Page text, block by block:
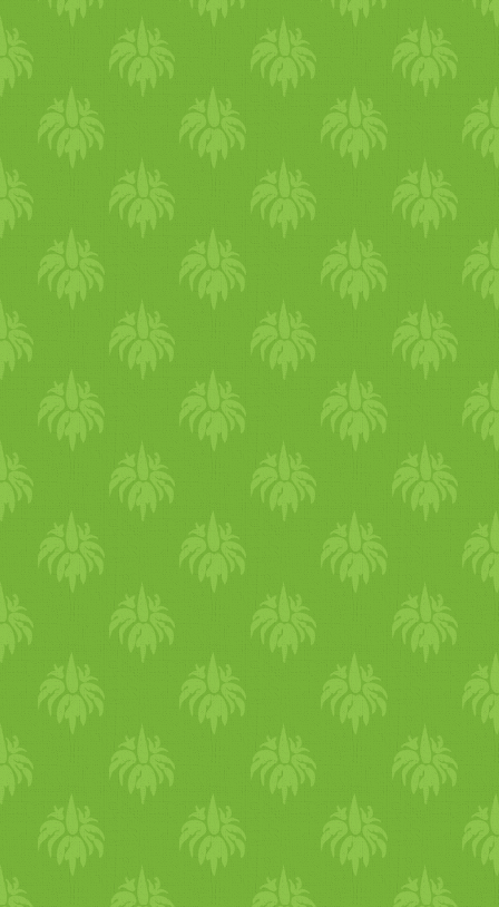
tiszteletet érdemel, mint a
kutya, hisz az érző lények
között nem tehető
Tisztában voltak azzal is,
hogy az állatok nem
önszántukból vannak a
cirkuszban. A kóstoltató-
állomásunk előtt nagy
turistaforgalom zajlott, így
időnként nemzetközi vizekre
eveztünk angol nyelvű
szórólapjaink segítségével.
Volt akinek annyira
megtetszett a vegán magyar
almás pite, hogy Andrássy